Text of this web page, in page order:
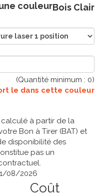
couleurBois Clair
(Quantité minimum : 0)
le dans cette couleur
calculé à partir de la
Bon à Tirer (BAT) et
disponibilité des
pas un
08/2026
Coût